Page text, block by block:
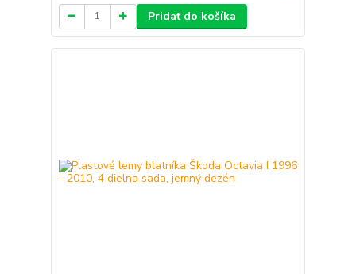
Pridať do košíka